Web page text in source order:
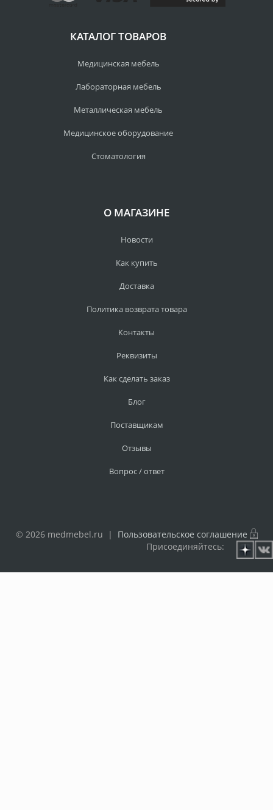
КАТАЛОГ ТОВАРОВ
Медицинская мебель
Лабораторная мебель
Металлическая мебель
Медицинское оборудование
Стоматология
О МАГАЗИНЕ
Новости
Как купить
Доставка
Политика возврата товара
Контакты
Реквизиты
Как сделать заказ
Блог
Поставщикам
Отзывы
Вопрос / ответ
© 2026 medmebel.ru | Пользовательское соглашение
Присоединяйтесь: